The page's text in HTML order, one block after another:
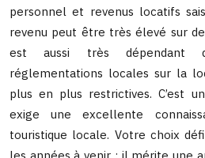
personnel et revenus locatifs
revenu peut être très élevé sur
est aussi très dépendant
réglementations locales sur la
plus en plus restrictives. C’est
exige une excellente
touristique locale. Votre choix